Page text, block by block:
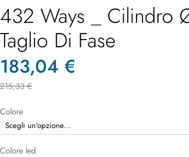
432 Ways _ Cilindro
Taglio Di Fase
183,04 €
215,33 €
Colore
Colore led